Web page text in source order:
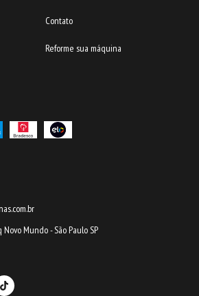
Contato
Reforme sua máquina
Mundo - São Paulo SP